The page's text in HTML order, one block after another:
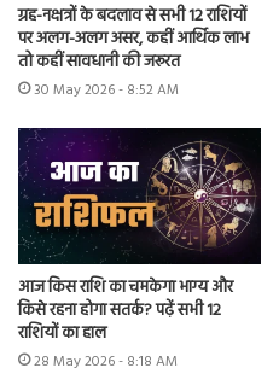
ग्रह-नक्षत्रों के बदलाव से सभी 12 राशियों
पर अलग-अलग असर, कहीं आर्थिक लाभ
तो कहीं सावधानी की जरूरत
30 May 2026 - 8:52 AM
आज किस राशि का चमकेगा भाग्य और
किसे रहना होगा सतर्क? पढ़ें सभी 12
राशियों का हाल
28 May 2026 - 8:18 AM